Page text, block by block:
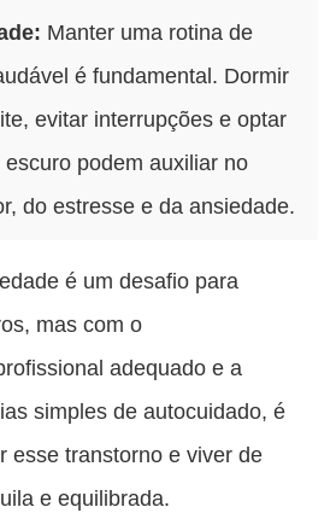
Manter uma rotina de
é fundamental. Dormir
evitar interrupções e optar
podem auxiliar no
do estresse e da ansiedade.
é um desafio para
mas com o
adequado e a
simples de autocuidado, é
esse transtorno e viver de
e equilibrada.